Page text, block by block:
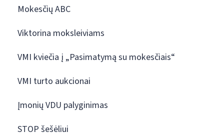
Mokesčių ABC
Viktorina moksleiviams
VMI kviečia į „Pasimatymą su mokesčiais“
VMI turto aukcionai
Įmonių VDU palyginimas
STOP šešėliui